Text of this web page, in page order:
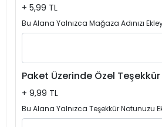
+ 5,99 TL
Bu Alana Yalnızca Mağaza Adınızı
Paket Üzerinde Özel
+ 9,99 TL
Bu Alana Yalnızca Teşekkür Notunuzu